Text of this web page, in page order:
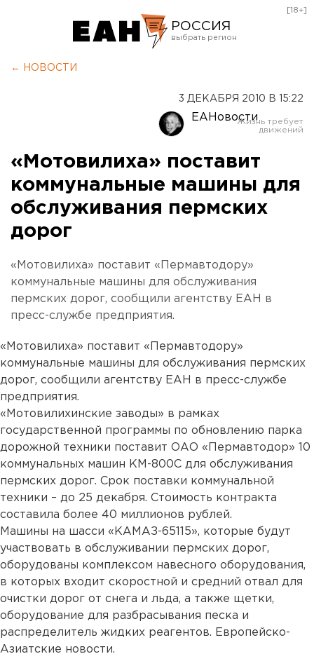
РОССИЯ
Оренбург
[18+]
← НОВОСТИ
3 ДЕКАБРЯ 2010 В 15:22
ЕАНовости
«Мотовилиха» поставит
коммунальные машины для
обслуживания пермских
дорог
«Мотовилиха» поставит «Пермавтодору»
коммунальные машины для обслуживания
пермских дорог, сообщили агентству ЕАН в
пресс-службе предприятия.
«Мотовилиха» поставит «Пермавтодору»
коммунальные машины для обслуживания пермских
дорог, сообщили агентству ЕАН в пресс-службе
предприятия.
«Мотовилихинские заводы» в рамках
государственной программы по обновлению парка
дорожной техники поставит ОАО «Пермавтодор» 10
коммунальных машин КМ-800С для обслуживания
пермских дорог. Срок поставки коммунальной
техники – до 25 декабря. Стоимость контракта
составила более 40 миллионов рублей.
Машины на шасси «КАМАЗ-65115», которые будут
участвовать в обслуживании пермских дорог,
оборудованы комплексом навесного оборудования,
в которых входит скоростной и средний отвал для
очистки дорог от снега и льда, а также щетки,
оборудование для разбрасывания песка и
распределитель жидких реагентов. Европейско-
Азиатские новости.